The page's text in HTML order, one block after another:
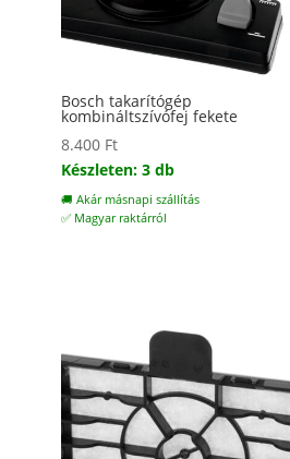
Bosch takarítógép
kombináltszívófej fekete
8.400 Ft
Készleten: 3 db
🚚 Akár másnapi szállítás
✅ Magyar raktárról